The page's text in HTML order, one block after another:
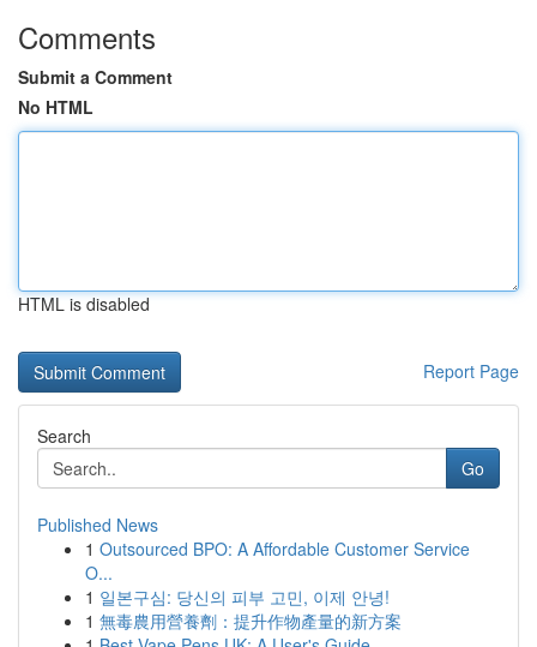
Comments
Submit a Comment
No HTML
HTML is disabled
Report Page
Search
Go
Published News
1 Outsourced BPO: A Affordable Customer Service
O...
1 일본구심: 당신의 피부 고민, 이제 안녕!
1 無毒農用營養劑：提升作物產量的新方案